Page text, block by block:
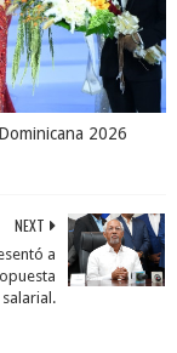
2026
NEXT
a